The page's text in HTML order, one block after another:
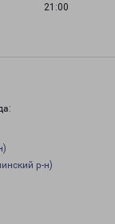
21:00
р-н)